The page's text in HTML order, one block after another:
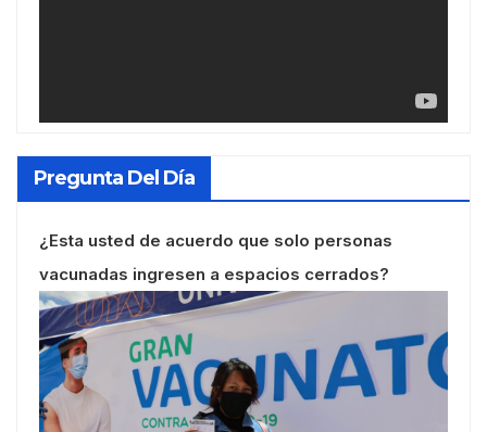
Pregunta Del Día
¿Esta usted de acuerdo que solo personas
vacunadas ingresen a espacios cerrados?